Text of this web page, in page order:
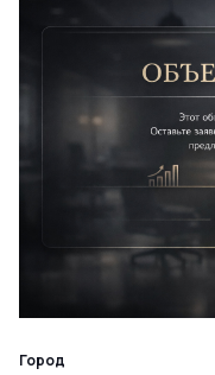
Город